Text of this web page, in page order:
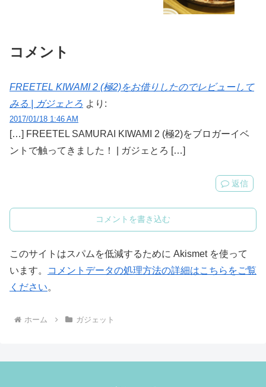
コメント
FREETEL KIWAMI 2 (極2)をお借りしたのでレビューして
みる | ガジェとろ より:
2017/01/18 1:46 AM
[…] FREETEL SAMURAI KIWAMI 2 (極2)をブロガーイベ
ントで触ってきました！ | ガジェとろ […]
返信
コメントを書き込む
このサイトはスパムを低減するために Akismet を使って
います。
コメントデータの処理方法の詳細はこちらをご覧
ください。
ホーム ガジェット